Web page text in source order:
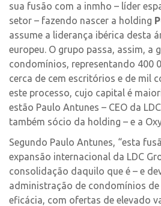
sua fusão com a inmho – líder
setor – fazendo nascer a holding
assume a liderança ibérica desta
europeu. O grupo passa, assim, a
condomínios, representando 400
cerca de cem escritórios e de mil
este processo, cujo capital é
estão Paulo Antunes – CEO da
também sócio da holding – e a
Segundo Paulo Antunes, “esta
expansão internacional da LDC
consolidação daquilo que é – e
administração de condomínios
eficácia, com ofertas de elevado